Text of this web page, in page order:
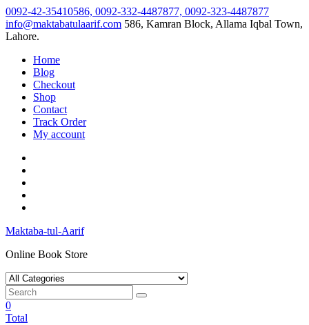
Skip
to
content
0092-42-35410586, 0092-332-4487877, 0092-323-4487877
info@maktabatulaarif.com 586, Kamran Block, Allama Iqbal Town,
Lahore.
Home
Blog
Checkout
Shop
Contact
Track Order
My account
Maktaba-tul-Aarif
Online Book Store
0
Total